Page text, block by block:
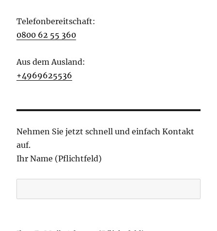
Telefonbereitschaft:
0800 62 55 360
Aus dem Ausland:
+4969625536
Nehmen Sie jetzt schnell und einfach Kontakt
auf.
Ihr Name (Pflichtfeld)